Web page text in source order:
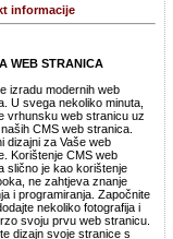
informacije
WEB STRANICA
izradu modernih web
U svega nekoliko minuta,
vrhunsku web stranicu uz
CMS web stranica.
dizajni za Vaše web
Korištenje CMS web
slično je kao korištenje
ne zahtjeva znanje
i programiranja. Započnite
nekoliko fotografija i
svoju prvu web stranicu.
dizajn svoje stranice s